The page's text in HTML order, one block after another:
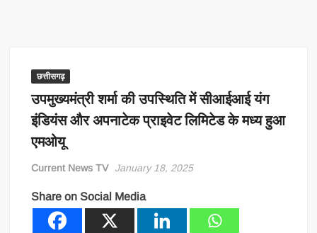
छत्तीसगढ़
उपमुख्यमंत्री शर्मा की उपस्थिति में सीआईआई यंग
इंडियंस और अपनाटेक प्राइवेट लिमिटेड के मध्य हुआ
एमओयू
Current News TV January 18, 2025
Share on Social Media